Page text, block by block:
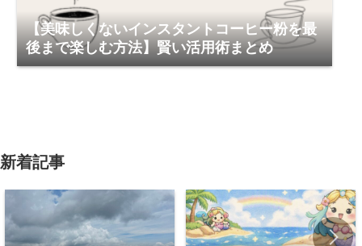
【美味しくないインスタントコーヒー粉を最
後まで楽しむ方法】賢い活用術まとめ
新着記事